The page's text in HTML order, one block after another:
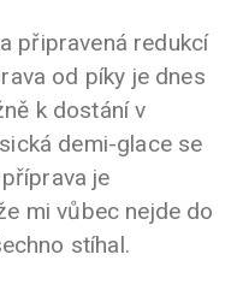
připravená redukcí
od píky je dnes
k dostání v
demi-glace se
je
mi vůbec nejde do
stíhal.